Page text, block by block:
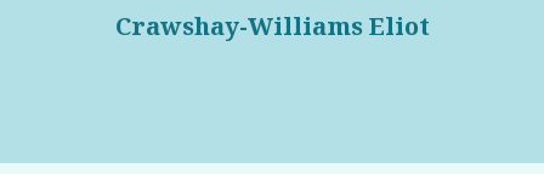
Crawshay-Williams Eliot